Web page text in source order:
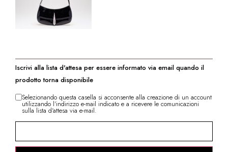
Iscrivi alla lista d'attesa per essere informato via email quando il
prodotto torna disponibile
Selezionando questa casella si acconsente alla creazione di un account
utilizzando l'indirizzo e-mail indicato e a ricevere le comunicazioni
sulla lista d'attesa via e-mail.
Inserisci
email